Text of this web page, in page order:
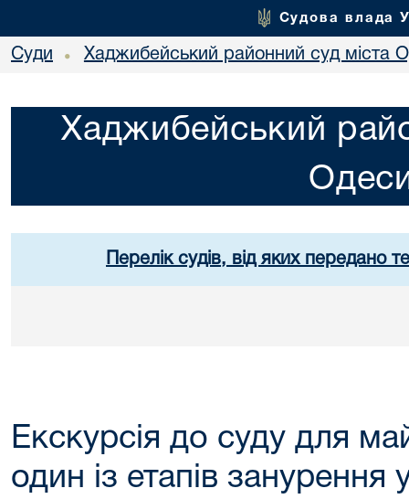
Судова влада
Суди • Хаджибейський районний суд міста
Хаджибейський
Перелік судів, від яких передано
Екскурсія до суду для
один із етапів занурення